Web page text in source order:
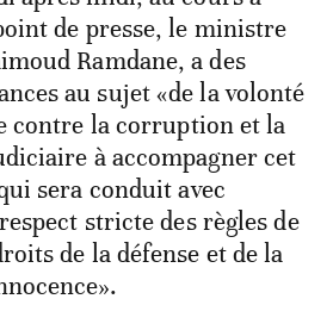
de presse, le ministre
Ramdane, a des
au sujet «de la volonté
contre la corruption et la
à accompagner cet
sera conduit avec
stricte des règles de
de la défense et de la